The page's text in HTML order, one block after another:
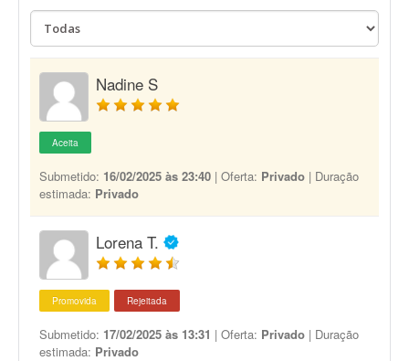
Nadine S
Aceita
Submetido: 16/02/2025 às 23:40 | Oferta: Privado | Duração
estimada: Privado
Lorena T.
Promovida Rejeitada
Submetido: 17/02/2025 às 13:31 | Oferta: Privado | Duração
estimada: Privado